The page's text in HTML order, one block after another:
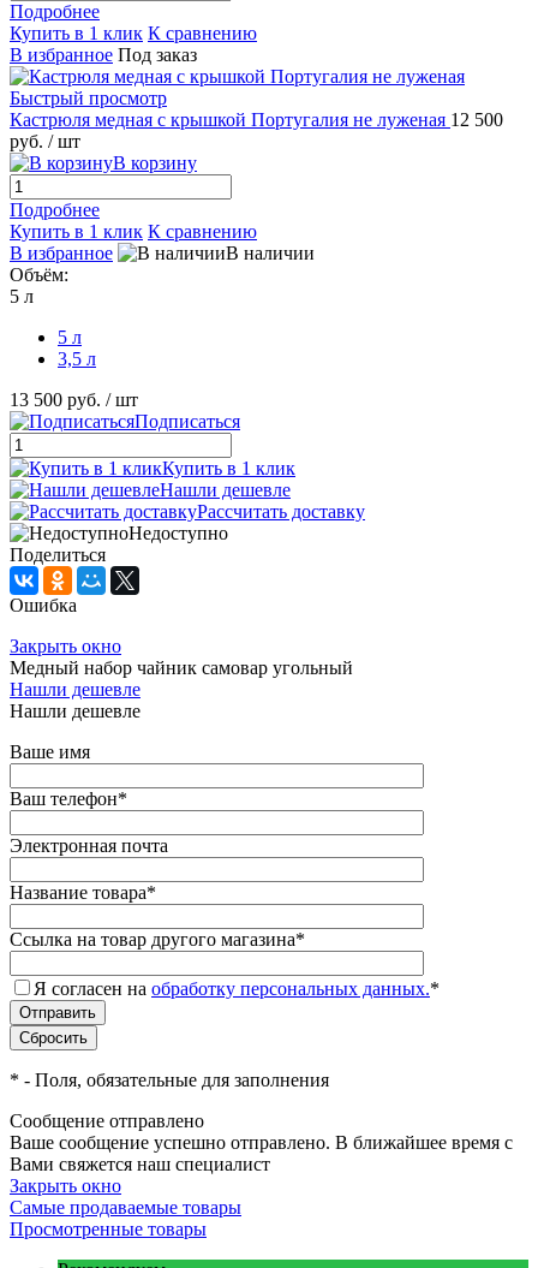
Подробнее
Купить в 1 клик К сравнению
В избранное Под заказ
Быстрый просмотр
Кастрюля медная с крышкой Португалия не луженая 12 500
руб. / шт
В корзину
Подробнее
Купить в 1 клик К сравнению
В избранное
В наличии
Объём:
5 л
5 л
3,5 л
13 500 руб. / шт
Подписаться
Купить в 1 клик
Нашли дешевле
Рассчитать доставку
Недоступно
Поделиться
Ошибка
Закрыть окно
Медный набор чайник самовар угольный
Нашли дешевле
Нашли дешевле
Ваше имя
Ваш телефон*
Электронная почта
Название товара*
Ссылка на товар другого магазина*
Я согласен на обработку персональных данных.*
* - Поля, обязательные для заполнения
Сообщение отправлено
Ваше сообщение успешно отправлено. В ближайшее время с
Вами свяжется наш специалист
Закрыть окно
Самые продаваемые товары
Просмотренные товары